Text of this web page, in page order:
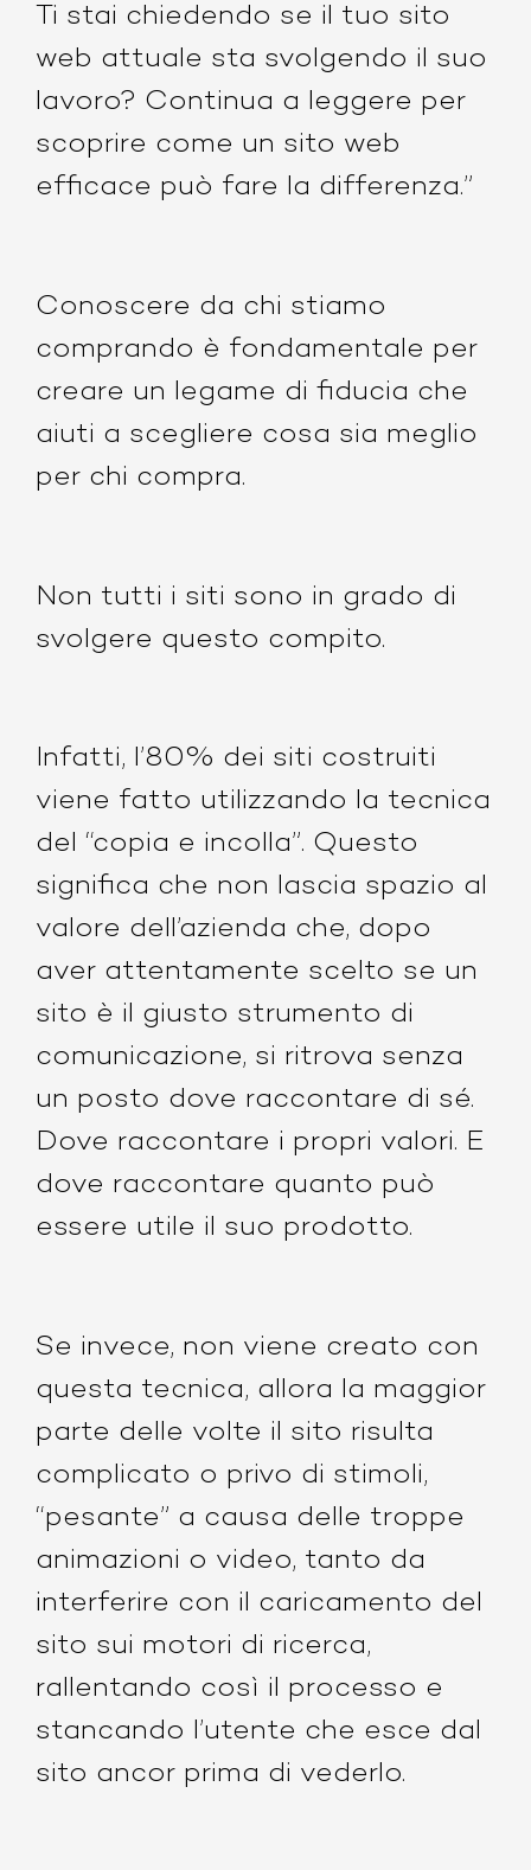
Ti stai chiedendo se il tuo sito
web attuale sta svolgendo il suo
lavoro? Continua a leggere per
scoprire come un sito web
efficace può fare la differenza.”
Conoscere da chi stiamo
comprando è fondamentale per
creare un legame di fiducia che
aiuti a scegliere cosa sia meglio
per chi compra.
Non tutti i siti sono in grado di
svolgere questo compito.
Infatti, l’80% dei siti costruiti
viene fatto utilizzando la tecnica
del “copia e incolla”. Questo
significa che non lascia spazio al
valore dell’azienda che, dopo
aver attentamente scelto se un
sito è il giusto strumento di
comunicazione, si ritrova senza
un posto dove raccontare di sé.
Dove raccontare i propri valori. E
dove raccontare quanto può
essere utile il suo prodotto.
Se invece, non viene creato con
questa tecnica, allora la maggior
parte delle volte il sito risulta
complicato o privo di stimoli,
“pesante” a causa delle troppe
animazioni o video, tanto da
interferire con il caricamento del
sito sui motori di ricerca,
rallentando così il processo e
stancando l’utente che esce dal
sito ancor prima di vederlo.